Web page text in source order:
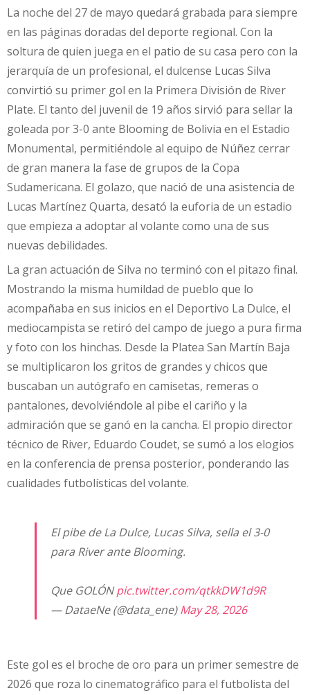
La noche del 27 de mayo quedará grabada para siempre
en las páginas doradas del deporte regional. Con la
soltura de quien juega en el patio de su casa pero con la
jerarquía de un profesional, el dulcense Lucas Silva
convirtió su primer gol en la Primera División de River
Plate. El tanto del juvenil de 19 años sirvió para sellar la
goleada por 3-0 ante Blooming de Bolivia en el Estadio
Monumental, permitiéndole al equipo de Núñez cerrar
de gran manera la fase de grupos de la Copa
Sudamericana. El golazo, que nació de una asistencia de
Lucas Martínez Quarta, desató la euforia de un estadio
que empieza a adoptar al volante como una de sus
nuevas debilidades.
La gran actuación de Silva no terminó con el pitazo final.
Mostrando la misma humildad de pueblo que lo
acompañaba en sus inicios en el Deportivo La Dulce, el
mediocampista se retiró del campo de juego a pura firma
y foto con los hinchas. Desde la Platea San Martín Baja
se multiplicaron los gritos de grandes y chicos que
buscaban un autógrafo en camisetas, remeras o
pantalones, devolviéndole al pibe el cariño y la
admiración que se ganó en la cancha. El propio director
técnico de River, Eduardo Coudet, se sumó a los elogios
en la conferencia de prensa posterior, ponderando las
cualidades futbolísticas del volante.
El pibe de La Dulce, Lucas Silva, sella el 3-0
para River ante Blooming.
Que GOLÓNpic.twitter.com/qtkkDW1d9R
— DataeNe (@data_ene)May 28, 2026
Este gol es el broche de oro para un primer semestre de
2026 que roza lo cinematográfico para el futbolista del